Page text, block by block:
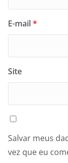
E-mail*
Site
Salvar meus
vez que eu